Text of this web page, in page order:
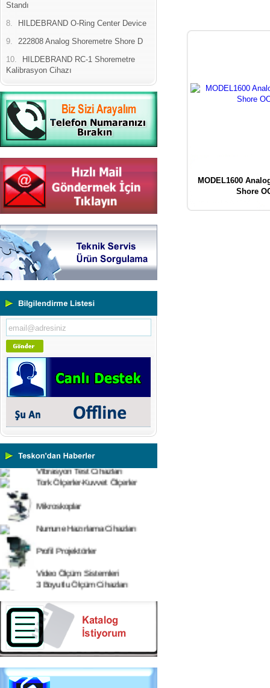
Standı
8.
HILDEBRAND O-Ring Center Device
9.
222808 Analog Shoremetre Shore D
10.
HILDEBRAND RC-1 Shoremetre
Kalibrasyon Cihazı
Yeni Binamıza TAŞINDIK
Ölçüm Cihazları
Kaplama Kalınlığı Ölçüm
Cihazları
Ultrasonik Kalınlık Ölçüm
Cihazları
Vİbrasyon Test Cihazları
Tork Ölçerler-Kuvvet Ölçerler
3 Boyutlu Ölçüm Cihazları
Çekme Kopma Test Cihazları
Beton Test Cihazları
Impact Test Cihazları
MODEL1600
Shore